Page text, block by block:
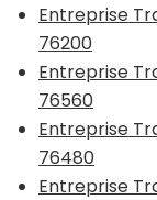
Entreprise
76200
Entreprise
76560
Entreprise
76480
Entreprise